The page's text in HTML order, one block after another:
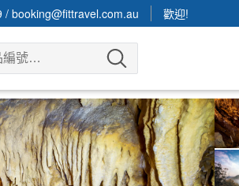
/booking@fittravel.com.au 歡迎!